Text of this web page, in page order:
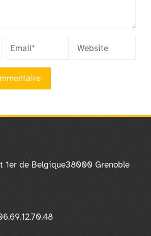
1er de Belgique38000 Grenoble